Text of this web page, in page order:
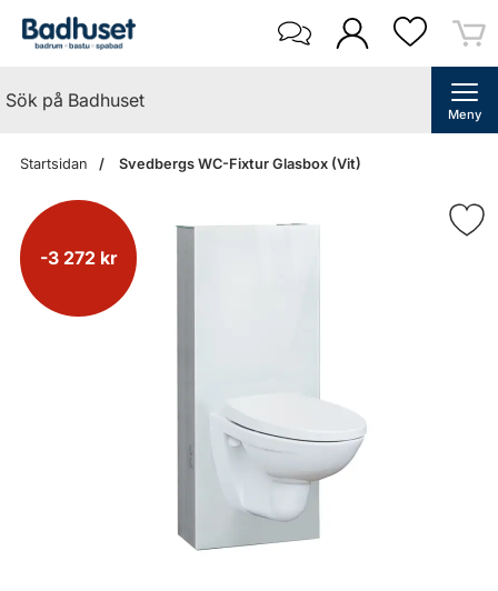
Meny
Startsidan Svedbergs WC-Fixtur Glasbox (Vit)
-3 272 kr